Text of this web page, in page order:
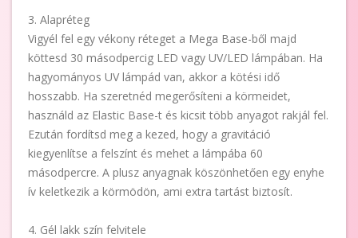
3. Alapréteg
Vigyél fel egy vékony réteget a Mega Base-ből majd
köttesd 30 másodpercig LED vagy UV/LED lámpában. Ha
hagyományos UV lámpád van, akkor a kötési idő
hosszabb. Ha szeretnéd megerősíteni a körmeidet,
használd az Elastic Base-t és kicsit több anyagot rakjál fel.
Ezután fordítsd meg a kezed, hogy a gravitáció
kiegyenlítse a felszínt és mehet a lámpába 60
másodpercre. A plusz anyagnak köszönhetően egy enyhe
ív keletkezik a körmödön, ami extra tartást biztosít.
4. Gél lakk szín felvitele